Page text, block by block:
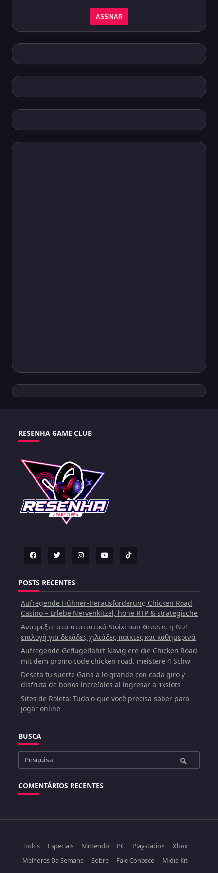
ASSINAR
RESENHA GAME CLUB
POSTS RECENTES
Aufregende Hühner-Herausforderung Chicken Road
Casino – Erlebe Nervenkitzel, hohe RTP & strategische
Ανατρέξτε στα στατιστικά Stoiximan Greece, η Νο1
επιλογή για δεκάδες χιλιάδες παίκτες και καθημερινά
Aufregende Geflügelfahrt Navigiere die Chicken Road
mit dem promo code chicken road, meistere 4 Schw
Desata tu suerte Gana a lo grande con cada giro y
disfruta de bonos increíbles al ingresar a 1xslots
Sites de Roleta: Tudo o que você precisa saber para
jogar online
BUSCA
Buscar
COMENTÁRIOS RECENTES
Todos Especiais Nintendo PC Playstation
Xbox
Melhores Da Semana
Sobre Fale Conosco
Midia Kit